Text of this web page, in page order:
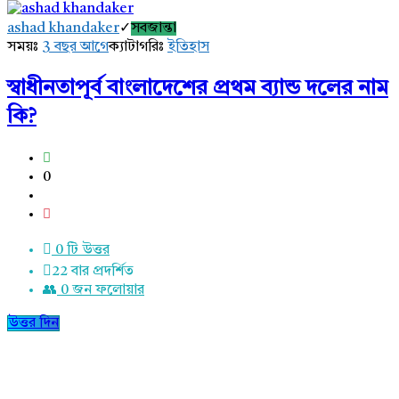
AddaBuzz.net
Latest
প্রশ্ন
ashad khandaker
সবজান্তা
সময়ঃ 3 বছর আগেক্যাটাগরিঃ ইতিহাস
স্বাধীনতাপূর্ব বাংলাদেশের প্রথম ব্যান্ড দলের নাম
কি?
0
0 টি উত্তর
22বার প্রদর্শিত
0 জন ফলোয়ার
উত্তর দিন